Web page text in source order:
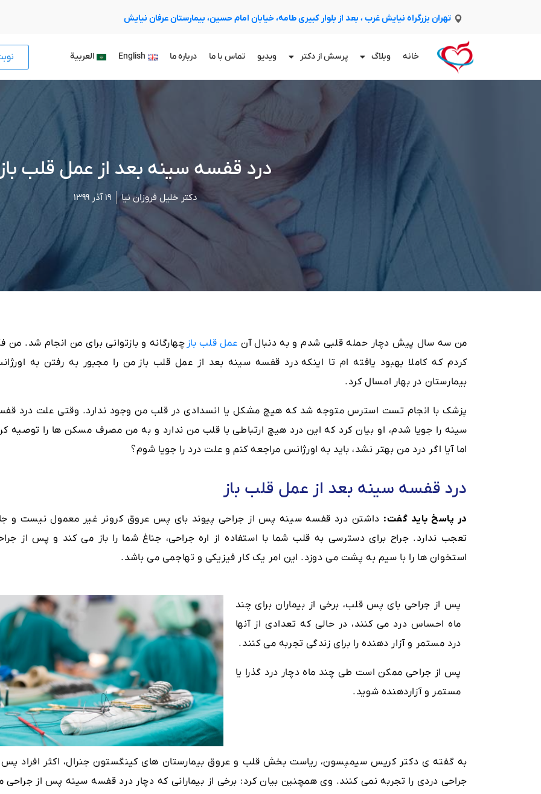
تهران بزرگراه نیایش غرب ، بعد از بلوار کبیری طامه، خیابان امام حسین، بیمارستان عرفان نیایش
خانه وبلاگ پرسش از دکتر ویدیو تماس با ما درباره ما English العربية
درد قفسه سینه بعد از عمل قلب
دکتر خلیل فروزان نیا ۱۹ آذر ۱۳۹۹
من سه سال پیش دچار حمله قلبی شدم و به دنبال آن عمل قلب باز چهارگانه و بازتوانی برای من انجام شد. من
کردم که کاملا بهبود یافته ام تا اینکه درد قفسه سینه بعد از عمل قلب باز من را مجبور به رفتن به
بیمارستان در بهار امسال کرد.
پزشک با انجام تست استرس متوجه شد که هیچ مشکل یا انسدادی در قلب من وجود ندارد. وقتی علت درد
سینه را جویا شدم، او بیان کرد که این درد هیچ ارتباطی با قلب من ندارد و به من مصرف مسکن ها را توصیه
اما آیا اگر درد من بهتر نشد، باید به اورژانس مراجعه کنم و علت درد را جویا شوم؟
درد قفسه سینه بعد از عمل قلب باز
در پاسخ باید گفت: داشتن درد قفسه سینه پس از جراحی پیوند بای پس عروق کرونر غیر معمول نیست و
تعجب ندارد. جراح برای دسترسی به قلب شما با استفاده از اره جراحی، جناغ شما را باز می کند و پس از
استخوان ها را با سیم به پشت می دوزد. این امر یک کار فیزیکی و تهاجمی می باشد.
پس از جراحی بای پس قلب، برخی از بیماران برای چند
ماه احساس درد می کنند، در حالی که تعدادی از آنها
درد مستمر و آزار دهنده را برای زندگی تجربه می کنند.
پس از جراحی ممکن است طی چند ماه دچار درد گذرا یا
مستمر و آزاردهنده شوید.
به گفته ی دکتر کریس سیمپسون، ریاست بخش قلب و عروق بیمارستان های کینگستون جنرال، اکثر افراد پس
جراحی دردی را تجربه نمی کنند. وی همچنین بیان کرد: برخی از بیمارانی که دچار درد قفسه سینه پس از جراحی